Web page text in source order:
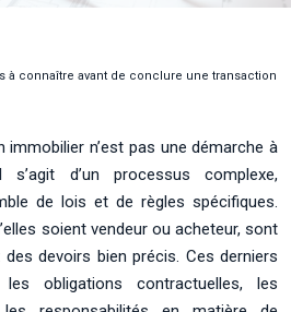
à connaître avant de conclure une transaction
immobilier n’est pas une démarche à
d’un processus complexe,
de lois et de règles spécifiques.
soient vendeur ou acheteur, sont
devoirs bien précis. Ces derniers
obligations contractuelles, les